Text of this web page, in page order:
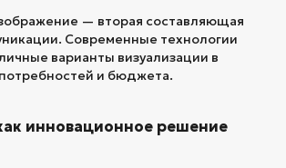
— вторая составляющая
Современные технологии
варианты визуализации в
и бюджета.
инновационное решение